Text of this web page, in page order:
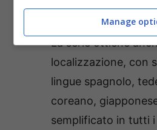
nuovi obiettivi su
La serie ottiene
localizzazione, con
lingue spagnolo,
coreano,
semplificato in tutti
Manage